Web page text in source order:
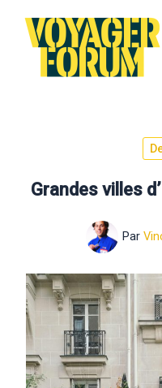
contenu
Grandes villes
Par